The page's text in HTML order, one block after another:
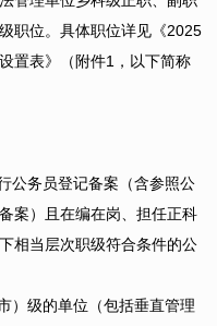
职位。具体职位详见《2025
置表》（附件1，以下简称
公务员登记备案（含参照公
案）且在编在岗、担任正科
相当层次职级符合条件的公
）级的单位（包括垂直管理